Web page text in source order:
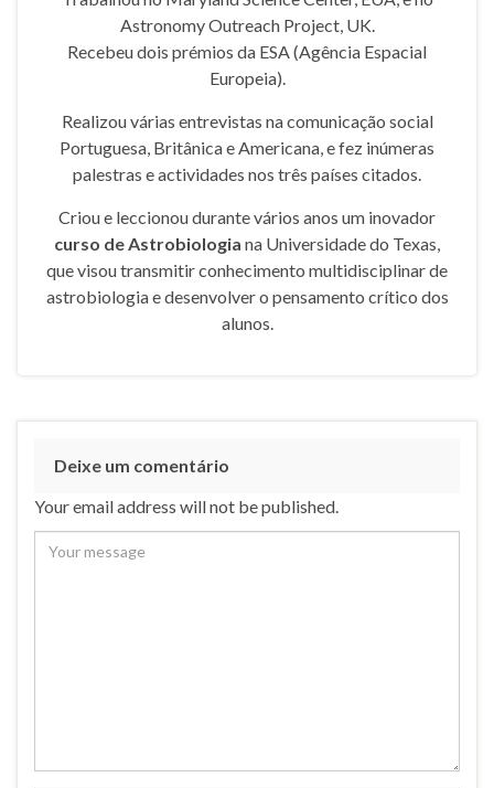
Astronomy Outreach Project, UK.
Recebeu dois prémios da ESA (Agência Espacial
Europeia).
Realizou várias entrevistas na comunicação social
Portuguesa, Britânica e Americana, e fez inúmeras
palestras e actividades nos três países citados.
Criou e leccionou durante vários anos um inovador
curso de Astrobiologia na Universidade do Texas,
que visou transmitir conhecimento multidisciplinar de
astrobiologia e desenvolver o pensamento crítico dos
alunos.
Deixe um comentário
Your email address will not be published.